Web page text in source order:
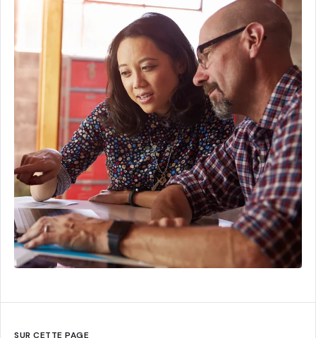
SUR CETTE PAGE